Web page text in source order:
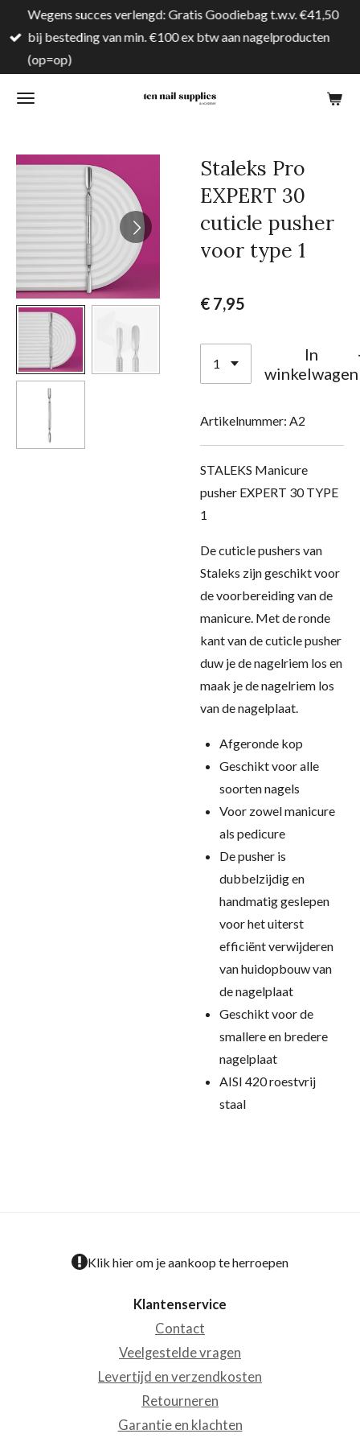
direct
naar
hoofdinhoud
Wegens succes verlengd: Gratis Goodiebag t.w.v. €41,50
bij besteding van min. €100 ex btw aan nagelproducten
(op=op)
Staleks Pro
EXPERT 30
cuticle pusher
voor type 1
€ 7,95
In
winkelwagen
Artikelnummer: A2
STALEKS Manicure
pusher EXPERT 30 TYPE
1
De cuticle pushers van
Staleks zijn geschikt voor
de voorbereiding van de
manicure. Met de ronde
kant van de cuticle pusher
duw je de nagelriem los en
maak je de nagelriem los
van de nagelplaat.
Afgeronde kop
Geschikt voor alle
soorten nagels
Voor zowel manicure
als pedicure
De pusher is
dubbelzijdig en
handmatig geslepen
voor het uiterst
efficiënt verwijderen
van huidopbouw van
de nagelplaat
Geschikt voor de
smallere en bredere
nagelplaat
AISI 420 roestvrij
staal
Klik hier om je aankoop te herroepen
Klantenservice
Contact
Veelgestelde vragen
Levertijd en verzendkosten
Retourneren
Garantie en klachten